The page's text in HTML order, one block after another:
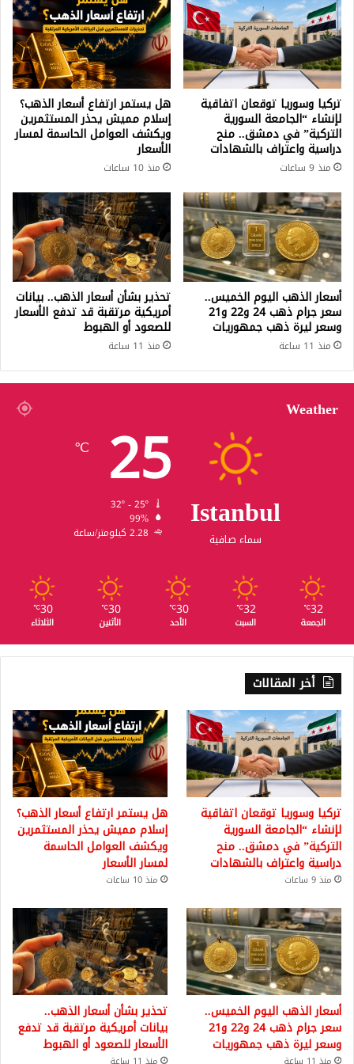
تركيا وسوريا توقعان اتفاقية
لإنشاء “الجامعة السورية
التركية” في دمشق.. منح
دراسية واعتراف بالشهادات
منذ 9 ساعات
هل يستمر ارتفاع أسعار الذهب؟
إسلام مميش يحذر المستثمرين
ويكشف العوامل الحاسمة لمسار
الأسعار
منذ 10 ساعات
أسعار الذهب اليوم الخميس..
سعر جرام ذهب 24 و22 و21
وسعر ليرة ذهب جمهوريات
منذ 11 ساعة
تحذير بشأن أسعار الذهب.. بيانات
أمريكية مرتقبة قد تدفع الأسعار
للصعود أو الهبوط
منذ 11 ساعة
Weather
Istanbul
سماء صافية
25
℃
99%
2.28 كيلومتر/ساعة
32
℃
الجمعة
32
℃
السبت
30
℃
الأحد
30
℃
الأثنين
30
℃
الثلاثاء
أخر المقالات
تركيا وسوريا توقعان اتفاقية
لإنشاء “الجامعة السورية
التركية” في دمشق.. منح
دراسية واعتراف بالشهادات
منذ 9 ساعات
هل يستمر ارتفاع أسعار الذهب؟
إسلام مميش يحذر المستثمرين
ويكشف العوامل الحاسمة
لمسار الأسعار
منذ 10 ساعات
أسعار الذهب اليوم الخميس..
سعر جرام ذهب 24 و22 و21
وسعر ليرة ذهب جمهوريات
تحذير بشأن أسعار الذهب..
بيانات أمريكية مرتقبة قد تدفع
الأسعار للصعود أو الهبوط